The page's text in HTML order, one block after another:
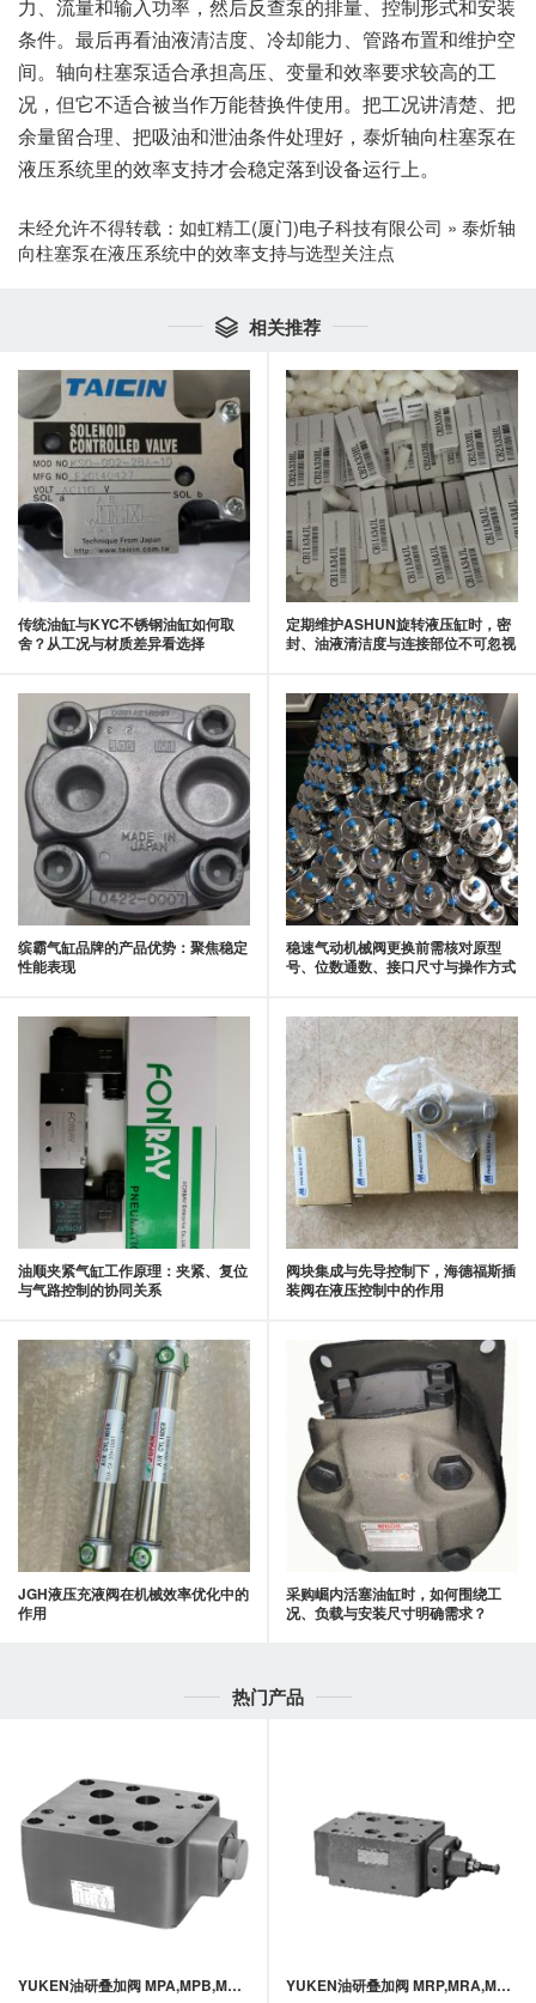
力、流量和输入功率，然后反查泵的排量、控制形式和安装
条件。最后再看油液清洁度、冷却能力、管路布置和维护空
间。轴向柱塞泵适合承担高压、变量和效率要求较高的工
况，但它不适合被当作万能替换件使用。把工况讲清楚、把
余量留合理、把吸油和泄油条件处理好，泰炘轴向柱塞泵在
液压系统里的效率支持才会稳定落到设备运行上。
未经允许不得转载： 如虹精工(厦门)电子科技有限公司 » 泰炘轴
向柱塞泵在液压系统中的效率支持与选型关注点
 相关推荐
传统油缸与KYC不锈钢油缸如何取
舍？从工况与材质差异看选择
定期维护ASHUN旋转液压缸时，密
封、油液清洁度与连接部位不可忽视
缤霸气缸品牌的产品优势：聚焦稳定
性能表现
稳速气动机械阀更换前需核对原型
号、位数通数、接口尺寸与操作方式
油顺夹紧气缸工作原理：夹紧、复位
与气路控制的协同关系
阀块集成与先导控制下，海德福斯插
装阀在液压控制中的作用
JGH液压充液阀在机械效率优化中的
作用
采购崛内活塞油缸时，如何围绕工
况、负载与安装尺寸明确需求？
热门产品
YUKEN油研叠加阀 MPA,MPB,MPW-10系列叠加式液控单向阀 YUKEN油研叠加阀 MRP,MRA,MRB-06系列叠加式减压阀